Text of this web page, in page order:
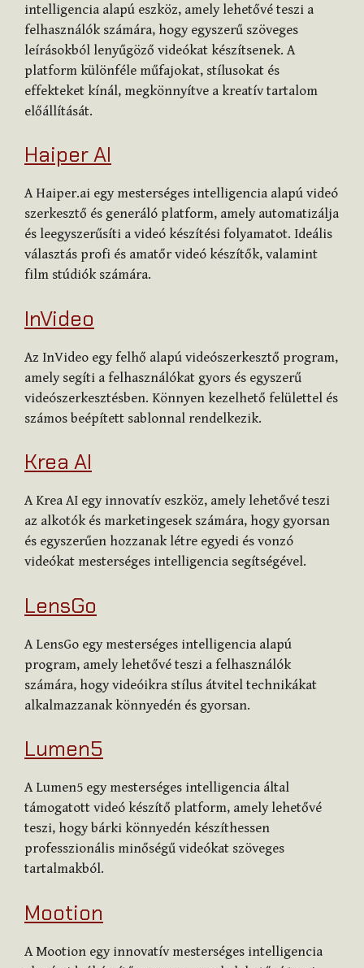
intelligencia alapú eszköz, amely lehetővé teszi a
felhasználók számára, hogy egyszerű szöveges
leírásokból lenyűgöző videókat készítsenek. A
platform különféle műfajokat, stílusokat és
effekteket kínál, megkönnyítve a kreatív tartalom
előállítását.
Haiper AI
A Haiper.ai egy mesterséges intelligencia alapú videó
szerkesztő és generáló platform, amely automatizálja
és leegyszerűsíti a videó készítési folyamatot. Ideális
választás profi és amatőr videó készítők, valamint
film stúdiók számára.
InVideo
Az InVideo egy felhő alapú videószerkesztő program,
amely segíti a felhasználókat gyors és egyszerű
videószerkesztésben. Könnyen kezelhető felülettel és
számos beépített sablonnal rendelkezik.
Krea AI
A Krea AI egy innovatív eszköz, amely lehetővé teszi
az alkotók és marketingesek számára, hogy gyorsan
és egyszerűen hozzanak létre egyedi és vonzó
videókat mesterséges intelligencia segítségével.
LensGo
A LensGo egy mesterséges intelligencia alapú
program, amely lehetővé teszi a felhasználók
számára, hogy videóikra stílus átvitel technikákat
alkalmazzanak könnyedén és gyorsan.
Lumen5
A Lumen5 egy mesterséges intelligencia által
támogatott videó készítő platform, amely lehetővé
teszi, hogy bárki könnyedén készíthessen
professzionális minőségű videókat szöveges
tartalmakból.
Mootion
A Mootion egy innovatív mesterséges intelligencia